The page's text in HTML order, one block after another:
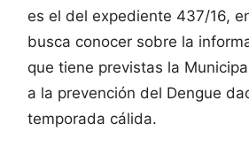
es el del expediente 437/16,
busca conocer sobre la
que tiene previstas la
a la prevención del Dengue
temporada cálida.